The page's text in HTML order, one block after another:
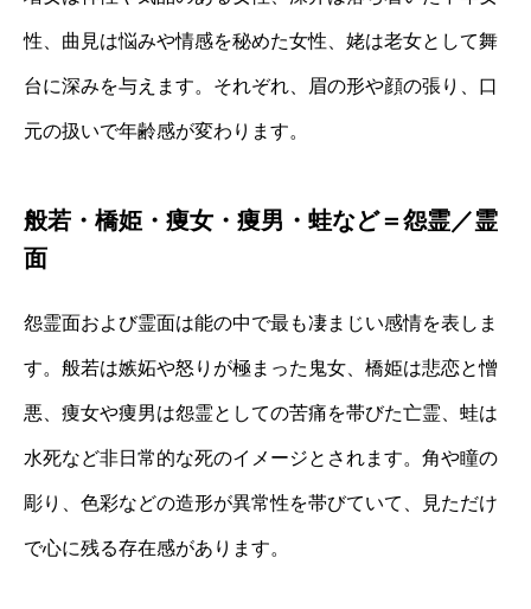
性、曲見は悩みや情感を秘めた女性、姥は老女として舞
台に深みを与えます。それぞれ、眉の形や顔の張り、口
元の扱いで年齢感が変わります。
般若・橋姫・痩女・痩男・蛙など＝怨霊／霊
面
怨霊面および霊面は能の中で最も凄まじい感情を表しま
す。般若は嫉妬や怒りが極まった鬼女、橋姫は悲恋と憎
悪、痩女や痩男は怨霊としての苦痛を帯びた亡霊、蛙は
水死など非日常的な死のイメージとされます。角や瞳の
彫り、色彩などの造形が異常性を帯びていて、見ただけ
で心に残る存在感があります。